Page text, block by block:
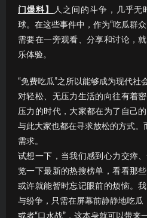
门爆料】
人之间的斗争，几乎无
球。在这些事件中，作为“吃瓜群
需要在一旁观看、分享和讨论，
乐体验。
“免费吃瓜”之所以能够成为现代社
对轻松、无压力生活的向往有着
压力的时代，大家都在为了自己
与此大家也都在寻求放松的方式。
需求。
试想一下，当我们感到心力交瘁
览一下最新的热搜榜单，看看那
或许就能暂时忘记眼前的烦恼。
与纷争，只需在屏幕前静静地吃瓜
或者“口水战”，这本身就可以带来